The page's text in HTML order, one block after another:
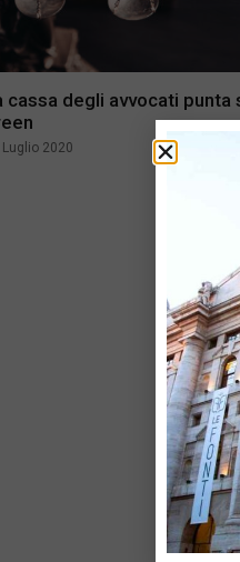
cassa degli avvocati punta
Luglio 2020